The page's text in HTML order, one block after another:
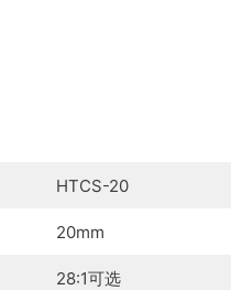
HTCS-20
20mm
28:1可选